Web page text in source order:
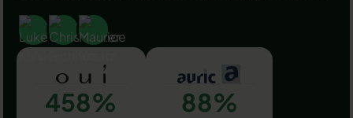
458% 88%